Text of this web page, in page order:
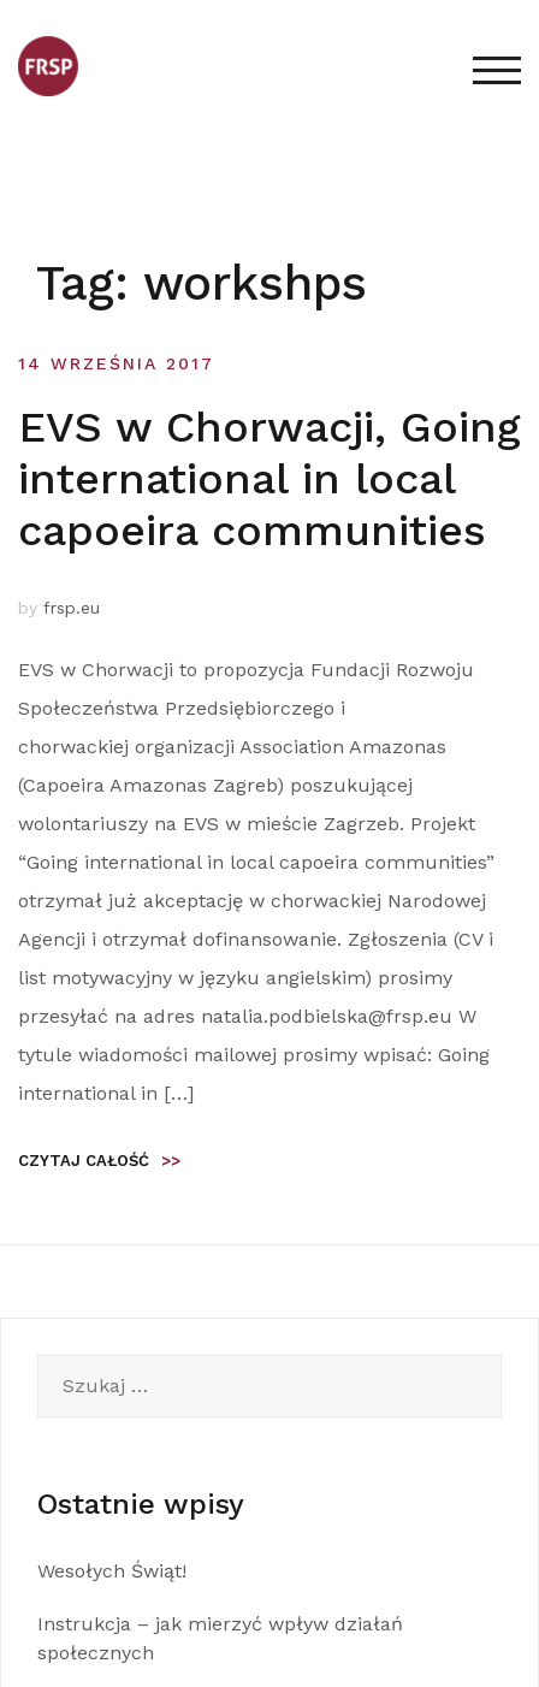
content
Tag: workshps
14 WRZEŚNIA 2017
EVS w Chorwacji, Going
international in local
capoeira communities
by frsp.eu
EVS w Chorwacji to propozycja Fundacji Rozwoju
Społeczeństwa Przedsiębiorczego i
chorwackiej organizacji Association Amazonas
(Capoeira Amazonas Zagreb) poszukującej
wolontariuszy na EVS w mieście Zagrzeb. Projekt
“Going international in local capoeira communities”
otrzymał już akceptację w chorwackiej Narodowej
Agencji i otrzymał dofinansowanie. Zgłoszenia (CV i
list motywacyjny w języku angielskim) prosimy
przesyłać na adres natalia.podbielska@frsp.eu W
tytule wiadomości mailowej prosimy wpisać: Going
international in […]
CZYTAJ CAŁOŚĆ >>
Ostatnie wpisy
Wesołych Świąt!
Instrukcja – jak mierzyć wpływ działań
społecznych